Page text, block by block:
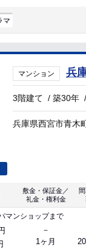
マ
マンション 兵
3階建て /築30年
兵庫県西宮市青木
敷金・保証金／
礼金・権利金
マンショップまで
－
1ヶ月